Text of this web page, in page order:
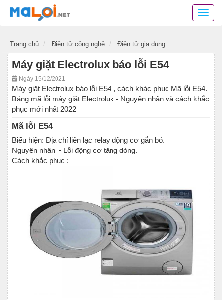
Danh
các
thiết
điện
tử,
các
phần
mềm
ứng
dụng
Trang chủ Điện tử công nghệ Điện tử gia dụng
Máy giặt Electrolux báo lỗi E54
Ngày 15/12/2021
Máy giặt Electrolux báo lỗi E54 , cách khác phục Mã lỗi E54.
Bảng mã lỗi máy giặt Electrolux - Nguyên nhân và cách khắc
phục mới nhất 2022
Mã lỗi E54
Biểu hiện: Địa chỉ liên lạc relay động cơ gắn bó.
Nguyên nhân: - Lỗi động cơ tăng dòng.
Cách khắc phục :